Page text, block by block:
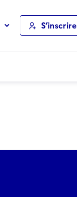
S’inscrire